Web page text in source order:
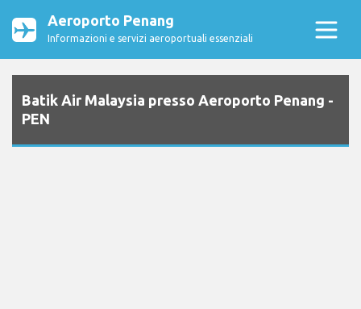
Aeroporto Penang
Informazioni e servizi aeroportuali essenziali
Batik Air Malaysia presso Aeroporto Penang -
PEN